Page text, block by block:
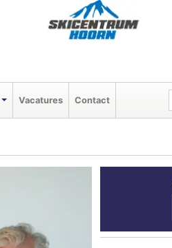
Vacatures Contact